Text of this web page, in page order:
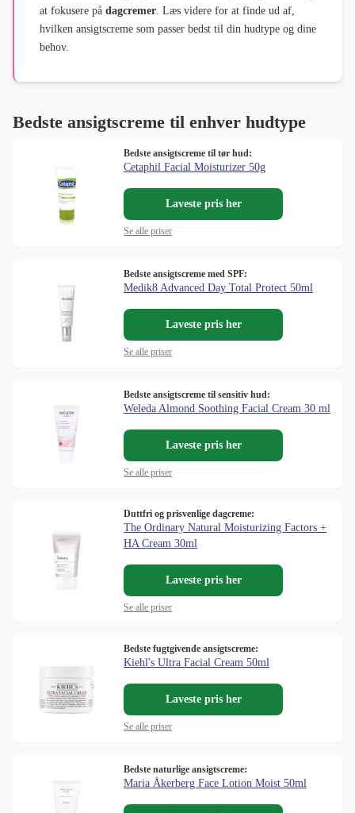
at fokusere på dagcremer . Læs videre for at finde ud af,
hvilken ansigtscreme som passer bedst til din hudtype og dine
behov.
Bedste ansigtscreme til enhver hudtype
Bedste ansigtscreme til tør hud:
Cetaphil Facial Moisturizer 50g
Laveste pris her
Se alle priser
Bedste ansigtscreme med SPF:
Medik8 Advanced Day Total Protect 50ml
Laveste pris her
Se alle priser
Bedste ansigtscreme til sensitiv hud:
Weleda Almond Soothing Facial Cream 30 ml
Laveste pris her
Se alle priser
Duttfri og prisvenlige dagcreme:
The Ordinary Natural Moisturizing Factors +
HA Cream 30ml
Laveste pris her
Se alle priser
Bedste fugtgivende ansigtscreme:
Kiehl's Ultra Facial Cream 50ml
Laveste pris her
Se alle priser
Bedste naturlige ansigtscreme:
Maria Åkerberg Face Lotion Moist 50ml